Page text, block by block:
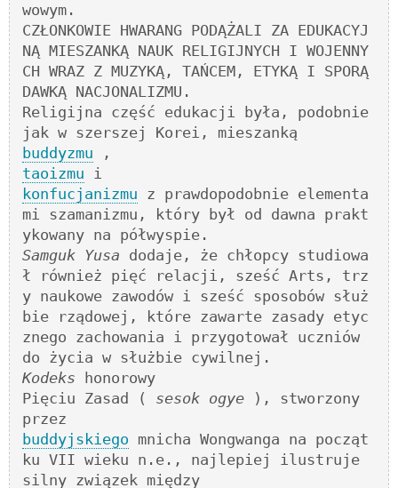
wowym.
CZŁONKOWIE HWARANG PODĄŻALI ZA EDUKACYJ
NĄ MIESZANKĄ NAUK RELIGIJNYCH I WOJENNY
CH WRAZ Z MUZYKĄ, TAŃCEM, ETYKĄ I SPORĄ
DAWKĄ NACJONALIZMU.
Religijna część edukacji była, podobnie
buddyzmu
taoizmu
konfucjanizmu z prawdopodobnie elementa
mi szamanizmu, który był od dawna prakt
Samguk Yusa dodaje, że chłopcy studiowa
ł również pięć relacji, sześć Arts, trz
y naukowe zawodów i sześć sposobów służ
bie rządowej, które zawarte zasady etyc
znego zachowania i przygotował uczniów
Kodeks honorowy
Pięciu Zasad ( sesok ogye ), stworzony
buddyjskiego mnicha Wongwanga na począt
ku VII wieku n.e., najlepiej ilustruje